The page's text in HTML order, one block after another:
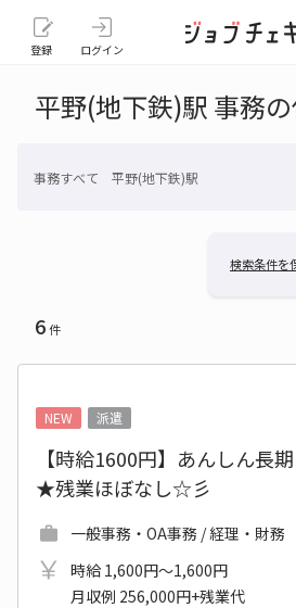
登録 ログイン
平野(地下鉄)駅 事務
事務すべて 平野(地下鉄)駅
検索条件を
6件
NEW
派遣
【時給1600円】あんしん長
★残業ほぼなし☆彡
一般事務・OA事務 / 経理・財務
時給 1,600円～1,600円
月収例 256,000円+残業代